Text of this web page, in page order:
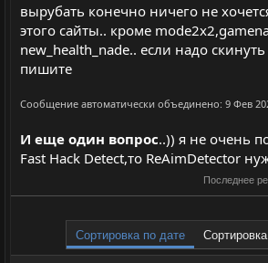
вырубать конечно ничего не
этого сайты.. кроме
new_health_nade.. если надо
пишите
Сообщение автоматически объединено: 9 Фев
И еще один вопрос..)) я не очень
Fast Hack Detect,то ReAimDetector
Последнее
Сортировка по дате